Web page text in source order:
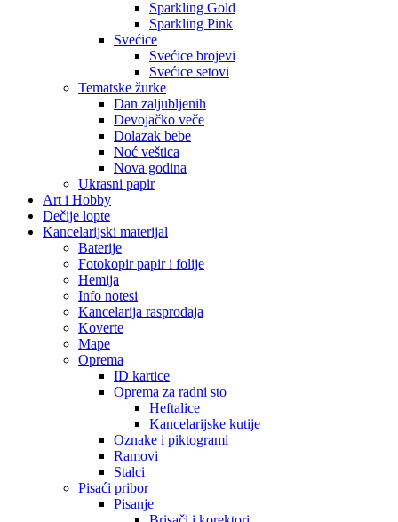
Sparkling Gold
Sparkling Pink
Svećice
Svećice brojevi
Svećice setovi
Tematske žurke
Dan zaljubljenih
Devojačko veče
Dolazak bebe
Noć veštica
Nova godina
Ukrasni papir
Art i Hobby
Dečije lopte
Kancelarijski materijal
Baterije
Fotokopir papir i folije
Hemija
Info notesi
Kancelarija rasprodaja
Koverte
Mape
Oprema
ID kartice
Oprema za radni sto
Heftalice
Kancelarijske kutije
Oznake i piktogrami
Ramovi
Stalci
Pisaći pribor
Pisanje